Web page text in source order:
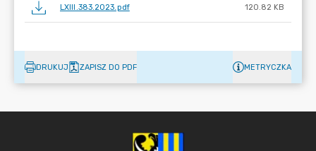
LXIII.383.2023.pdf 120.82 KB
DRUKUJ ZAPISZ DO PDF METRYCZKA